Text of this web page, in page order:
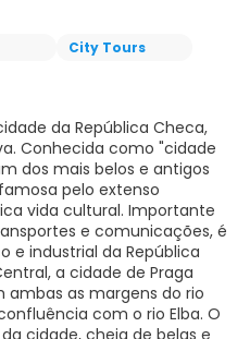
City Tours
da República Checa,
Conhecida como "cidade
dos mais belos e antigos
pelo extenso
vida cultural. Importante
e comunicações, é
e industrial da República
a cidade de Praga
ambas as margens do rio
com o rio Elba. O
cidade, cheia de belas e